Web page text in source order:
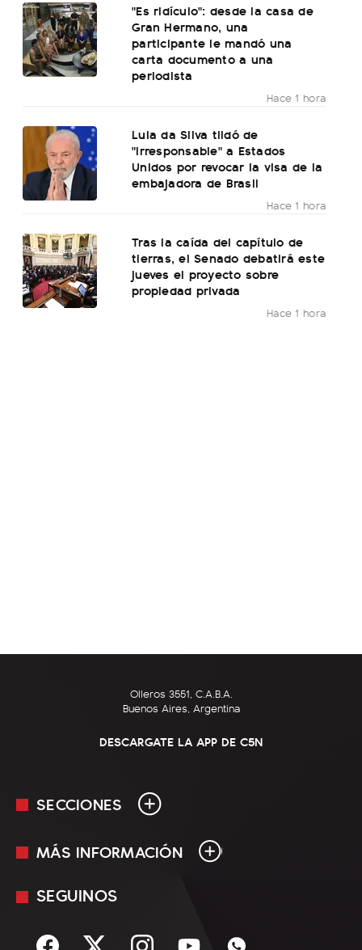
"Es ridículo": desde la casa de
Gran Hermano, una
participante le mandó una
carta documento a una
periodista
Hace 1 hora
Lula da Silva tildó de
"irresponsable" a Estados
Unidos por revocar la visa de la
embajadora de Brasil
Hace 1 hora
Tras la caída del capítulo de
tierras, el Senado debatirá este
jueves el proyecto sobre
propiedad privada
Hace 1 hora
Olleros 3551, C.A.B.A.
Buenos Aires, Argentina
DESCARGATE LA APP DE C5N
SECCIONES
En Vivo
Sociedad
MÁS INFORMACIÓN
Mediakit
Términos y condiciones
SEGUINOS